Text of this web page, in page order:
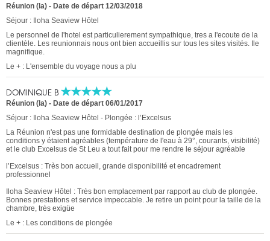
Réunion (la) - Date de départ 12/03/2018
Séjour : Iloha Seaview Hôtel
Le personnel de l'hotel est particulierement sympathique, tres a l'ecoute de la
clientèle. Les reunionnais nous ont bien accueillis sur tous les sites visités. Ile
magnifique.
Le + : L'ensemble du voyage nous a plu
DOMINIQUE B
Réunion (la) - Date de départ 06/01/2017
Séjour : Iloha Seaview Hôtel - Plongée : l’Excelsus
La Réunion n'est pas une formidable destination de plongée mais les
conditions y étaient agréables (température de l'eau à 29°, courants, visibilité)
et le club Excelsus de St Leu a tout fait pour me rendre le séjour agréable
l’Excelsus : Très bon accueil, grande disponibilité et encadrement
professionnel
Iloha Seaview Hôtel : Très bon emplacement par rapport au club de plongée.
Bonnes prestations et service impeccable. Je retire un point pour la taille de la
chambre, très exigüe
Le + : Les conditions de plongée